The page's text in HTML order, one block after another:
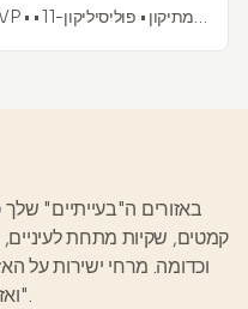
קמטים, שקיות מתחת לעיניים,
וכדומה. מרחי ישירות על
ואז מרחי בעדינות בתנועות "מעל ומטה".